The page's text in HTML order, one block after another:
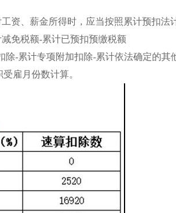
资、薪金所得时，应当按照累计预扣法
免税额-累计已预扣预缴税额
-累计专项附加扣除-累计依法确定的其
雇月份数计算。